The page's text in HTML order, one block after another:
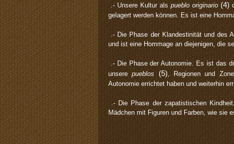
.- Unsere Kultur alspueblo originario (4)
gelagert werden können. Es ist eine
.- Die Phase der Klandestinität und des
und ist eine Hommage an diejenigen, die
.- Die Phase der Autonomie. Es ist das
unserepueblos (5) , Regionen und
Autonomie errichtet haben und weiterhin
.- Die Phase der zapatistischen
Mädchen mit Figuren und Farben, wie sie